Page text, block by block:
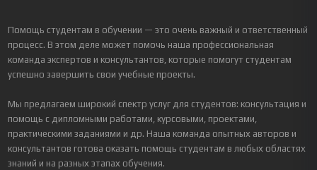
Помощь студентам в обучении — это очень важный и ответственный
процесс. В этом деле может помочь наша профессиональная
команда экспертов и консультантов, которые помогут студентам
успешно завершить свои учебные проекты.
Мы предлагаем широкий спектр услуг для студентов: консультация и
помощь с дипломными работами, курсовыми, проектами,
практическими заданиями и др. Наша команда опытных авторов и
консультантов готова оказать помощь студентам в любых областях
знаний и на разных этапах обучения.